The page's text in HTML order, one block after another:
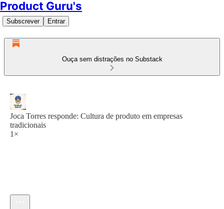
Product Guru's
Subscrever Entrar
Ouça sem distrações no Substack
Joca Torres responde: Cultura de produto em empresas
tradicionais
1×